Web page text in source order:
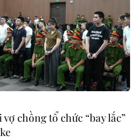
Thổ Nhĩ Kỳ đã nghỉ hưu, ông
đây cho biết nước này quan tâm
có độ chính xác và tin cậy
chồng tổ chức “bay lắc”